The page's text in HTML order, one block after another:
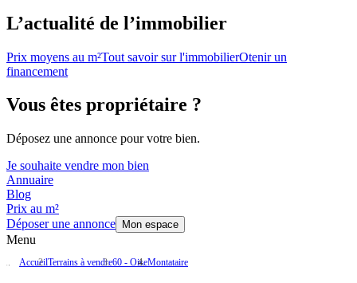
L’actualité de l’immobilier
Prix moyens au m²Tout savoir sur l'immobilierOtenir un
financement
Vous êtes propriétaire ?
Déposez une annonce pour votre bien.
Je souhaite vendre mon bien
Annuaire
Blog
Prix au m²
Déposer une annonce
Mon espace
Menu
AccueilTerrains à vendre60 - OiseMontataire